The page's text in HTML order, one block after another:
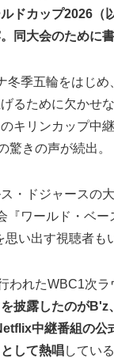
ルドカップ2026
同大会のために
季五輪をはじ
るために欠かせ
キリンカップ中
驚きの声が続出。
・ドジャースの
『ワールド・ベ
い出す視聴者も
れたWBC1次ラ
披露したのが
中継番組の公
して熱唱している